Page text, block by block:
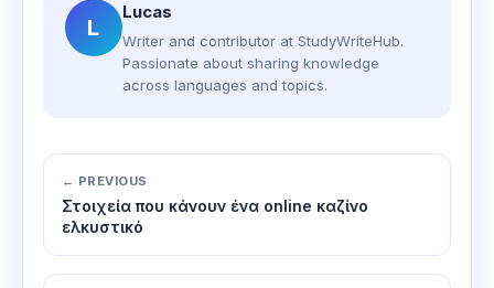
L
Lucas
Writer and contributor at StudyWriteHub.
Passionate about sharing knowledge
across languages and topics.
← PREVIOUS
Στοιχεία που κάνουν ένα online καζίνο
ελκυστικό